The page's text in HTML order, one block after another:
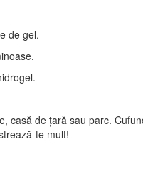
de gel.
casă de țară sau parc.
te mult!